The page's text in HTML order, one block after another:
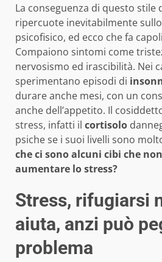
La conseguenza di questo stile
ripercuote inevitabilmente
psicofisico, ed ecco che fa
Compaiono sintomi come
nervosismo ed irascibilità. Nei
sperimentano episodi di
durare anche mesi, con un
anche dell’appetito. Il
stress, infatti il cortisolo
psiche se i suoi livelli sono
che ci sono alcuni cibi che
aumentare lo stress?
Stress, rifugiarsi
aiuta, anzi può
problema